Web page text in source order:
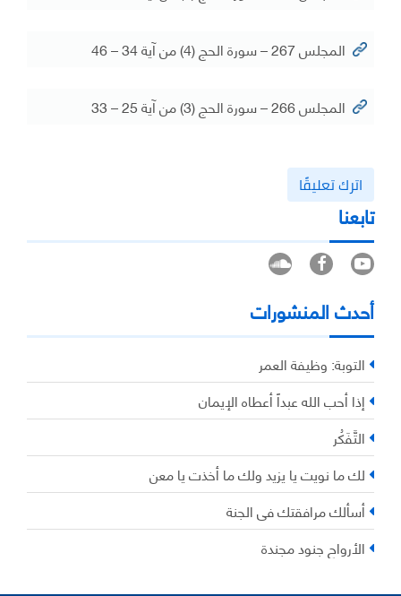
المجلس 267 – سورة الحج (4) من آية 34 – 46
المجلس 266 – سورة الحج (3) من آية 25 – 33
اترك تعليقًا
تابعنا
أحدث المنشورات
التوبة: وظيفة العمر
إذا أحب الله عبداً أعطاه الإيمان
التَّفَكُر
لك ما نويت يا يزيد ولك ما أخذت يا معن
أسألك مرافقتك في الجنة
الأرواح جنود مجندة